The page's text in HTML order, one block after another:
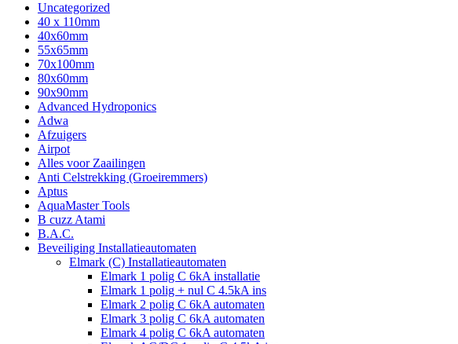
Uncategorized
40 x 110mm
40x60mm
55x65mm
70x100mm
80x60mm
90x90mm
Advanced Hydroponics
Adwa
Afzuigers
Airpot
Alles voor Zaailingen
Anti Celstrekking (Groeiremmers)
Aptus
AquaMaster Tools
B cuzz Atami
B.A.C.
Beveiliging Installatieautomaten
Elmark (C) Installatieautomaten
Elmark 1 polig C 6kA installatie
Elmark 1 polig + nul C 4.5kA ins
Elmark 2 polig C 6kA automaten
Elmark 3 polig C 6kA automaten
Elmark 4 polig C 6kA automaten